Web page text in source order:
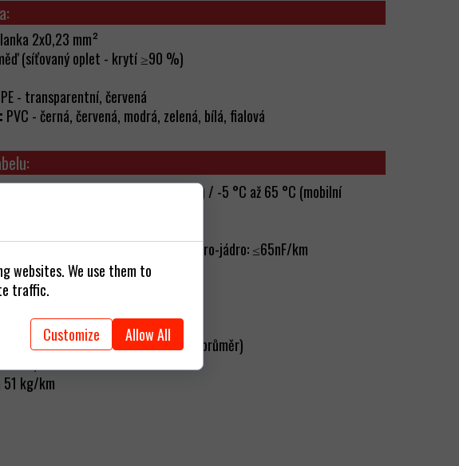
2x0,23 mm²
(síťovaný oplet - krytí ≥90 %)
PE - transparentní, červená
PVC - černá, červená, modrá, zelená, bílá, fialová
-25 °C až 65 °C (pevné instalace) / -5 °C až 65 °C (mobilní
jádro-obrazovka: ≤130nF/km / jádro-jádro: ≤65nF/km
±5Ω
km DC
>1,0GΩ/km
ohybu:30 mm - 5xØ (Ø - vnější průměr)
51 kg/km
websites. We use them to
traffic.
Customize Allow All